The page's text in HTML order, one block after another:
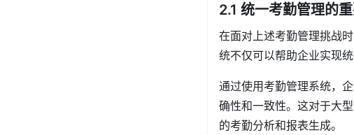
2.1 统一考勤管理的
在面对上述考勤管理挑战
统不仅可以帮助企业实现
通过使用考勤管理系统，
确性和一致性。这对于大
的考勤分析和报表生成。